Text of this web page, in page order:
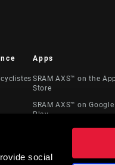
social
Apps
SRAM AXS™ on the App
Store
SRAM AXS™ on Google
Play